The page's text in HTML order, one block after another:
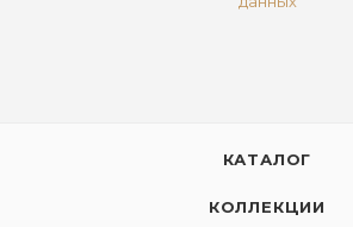
КАТАЛОГ
КОЛЛЕКЦИИ